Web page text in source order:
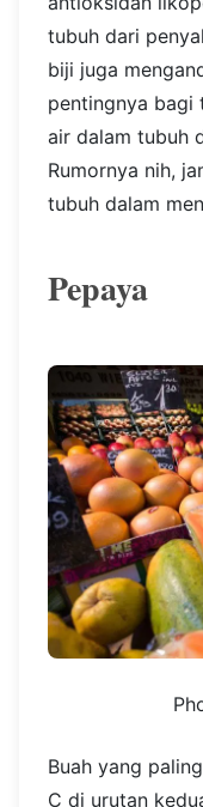
tubuh dari
biji juga
pentingnya bagi
air dalam tubuh
Rumornya nih,
tubuh dalam
Pepaya
Buah yang
C di urutan